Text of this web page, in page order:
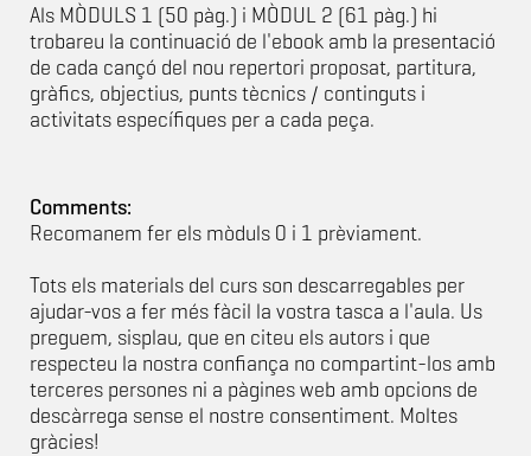
Als MÒDULS 1 (50 pàg.) i MÒDUL 2 (61 pàg.) hi
trobareu la continuació de l'ebook amb la presentació
de cada cançó del nou repertori proposat, partitura,
gràfics, objectius, punts tècnics / continguts i
activitats específiques per a cada peça.
Comments:
Recomanem fer els mòduls 0 i 1 prèviament.
Tots els materials del curs son descarregables per
ajudar-vos a fer més fàcil la vostra tasca a l'aula. Us
preguem, sisplau, que en citeu els autors i que
respecteu la nostra confiança no compartint-los amb
terceres persones ni a pàgines web amb opcions de
descàrrega sense el nostre consentiment. Moltes
gràcies!